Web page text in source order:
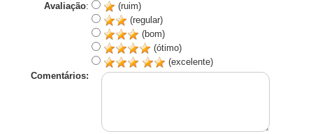
Avaliação:
(ruim)
(regular)
(bom)
(ótimo)
(excelente)
Comentários: